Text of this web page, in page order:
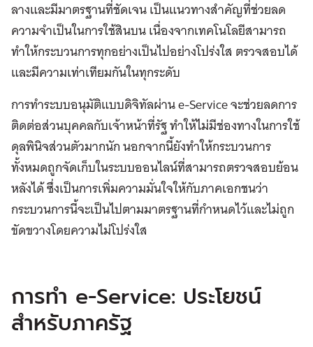
ลางและมีมาตรฐานที่ชัดเจน เป็นแนวทางสำคัญที่ช่วยลด
ความจำเป็นในการใช้สินบน เนื่องจากเทคโนโลยีสามารถ
ทำให้กระบวนการทุกอย่างเป็นไปอย่างโปร่งใส ตรวจสอบได้
และมีความเท่าเทียมกันในทุกระดับ
การทำระบบอนุมัติแบบดิจิทัลผ่าน e-Service จะช่วยลดการ
ติดต่อส่วนบุคคลกับเจ้าหน้าที่รัฐ ทำให้ไม่มีช่องทางในการใช้
ดุลพินิจส่วนตัวมากนัก นอกจากนี้ยังทำให้กระบวนการ
ทั้งหมดถูกจัดเก็บในระบบออนไลน์ที่สามารถตรวจสอบย้อน
หลังได้ ซึ่งเป็นการเพิ่มความมั่นใจให้กับภาคเอกชนว่า
กระบวนการนี้จะเป็นไปตามมาตรฐานที่กำหนดไว้และไม่ถูก
ขัดขวางโดยความไม่โปร่งใส
การทำ e-Service: ประโยชน์
สำหรับภาครัฐ